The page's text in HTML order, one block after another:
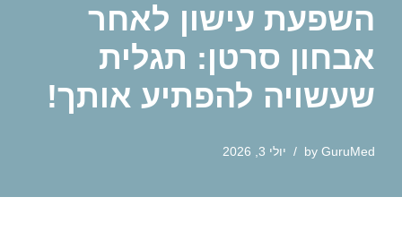
השפעת עישון לאחר
אבחון סרטן: תגלית
שעשויה להפתיע אותך!
by GuruMed יולי 3, 2026